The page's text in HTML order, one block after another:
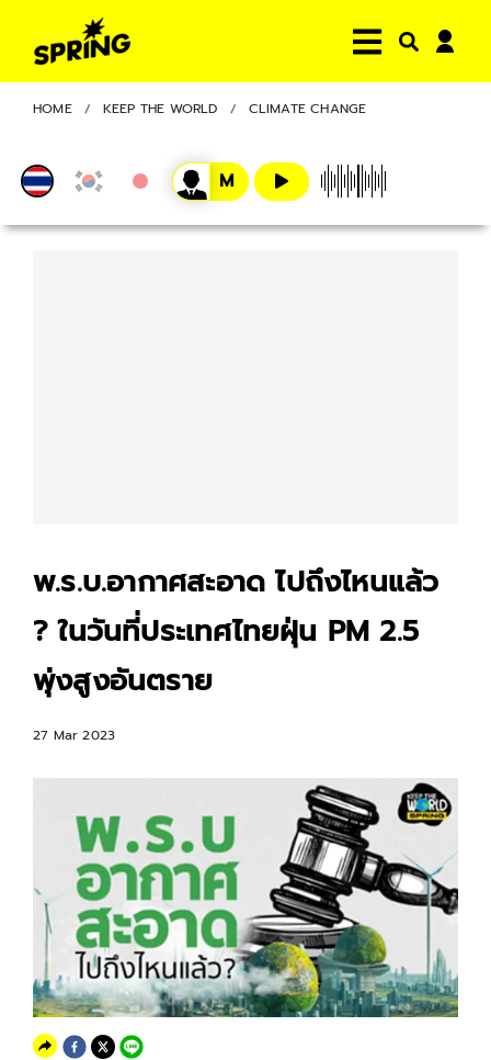
HOME KEEP THE WORLD CLIMATE CHANGE
พ.ร.บ.อากาศสะอาด ไปถึงไหนแล้ว
? ในวันที่ประเทศไทยฝุ่น PM 2.5
พุ่งสูงอันตราย
27 Mar 2023